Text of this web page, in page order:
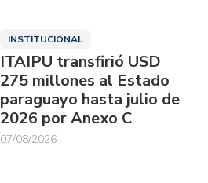
INSTITUCIONAL
ITAIPU transfirió USD
275 millones al Estado
paraguayo hasta julio de
2026 por Anexo C
07/08/2026